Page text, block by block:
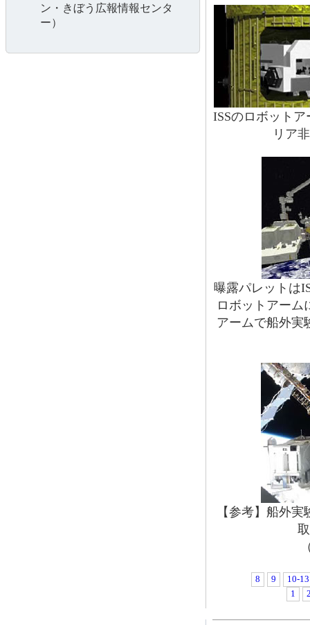
ン・きぼう広報情報センタ
ー）
ISSのロボット
リア
曝露パレットは
ロボットアーム
アームで船外実
【参考】船外
10-13
9
8
1